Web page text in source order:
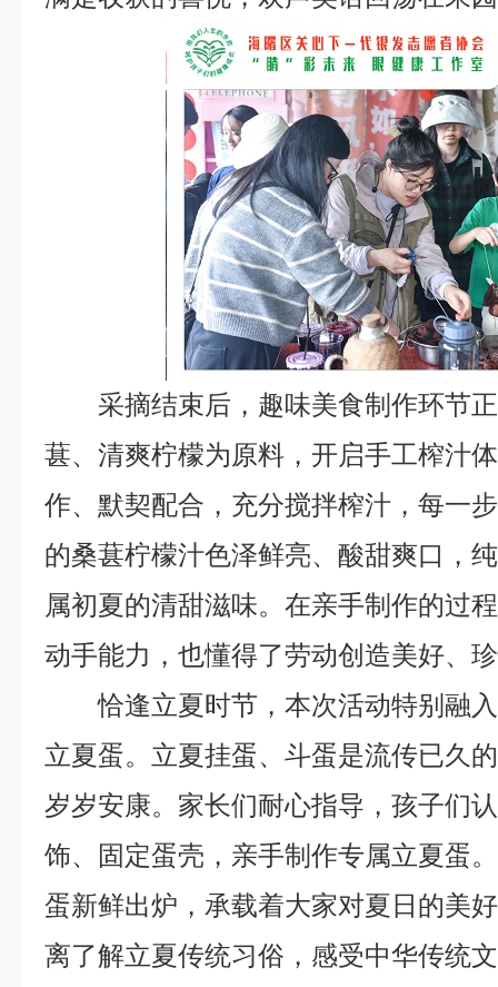
采摘结束后，趣味美食制作环节
葚、清爽柠檬为原料，开启手工榨汁
作、默契配合，充分搅拌榨汁，每一
的桑葚柠檬汁色泽鲜亮、酸甜爽口，
属初夏的清甜滋味。在亲手制作的过
动手能力，也懂得了劳动创造美好、
恰逢立夏时节，本次活动特别融
立夏蛋。立夏挂蛋、斗蛋是流传已久
岁岁安康。家长们耐心指导，孩子们
饰、固定蛋壳，亲手制作专属立夏蛋
蛋新鲜出炉，承载着大家对夏日的美
离了解立夏传统习俗，感受中华传统